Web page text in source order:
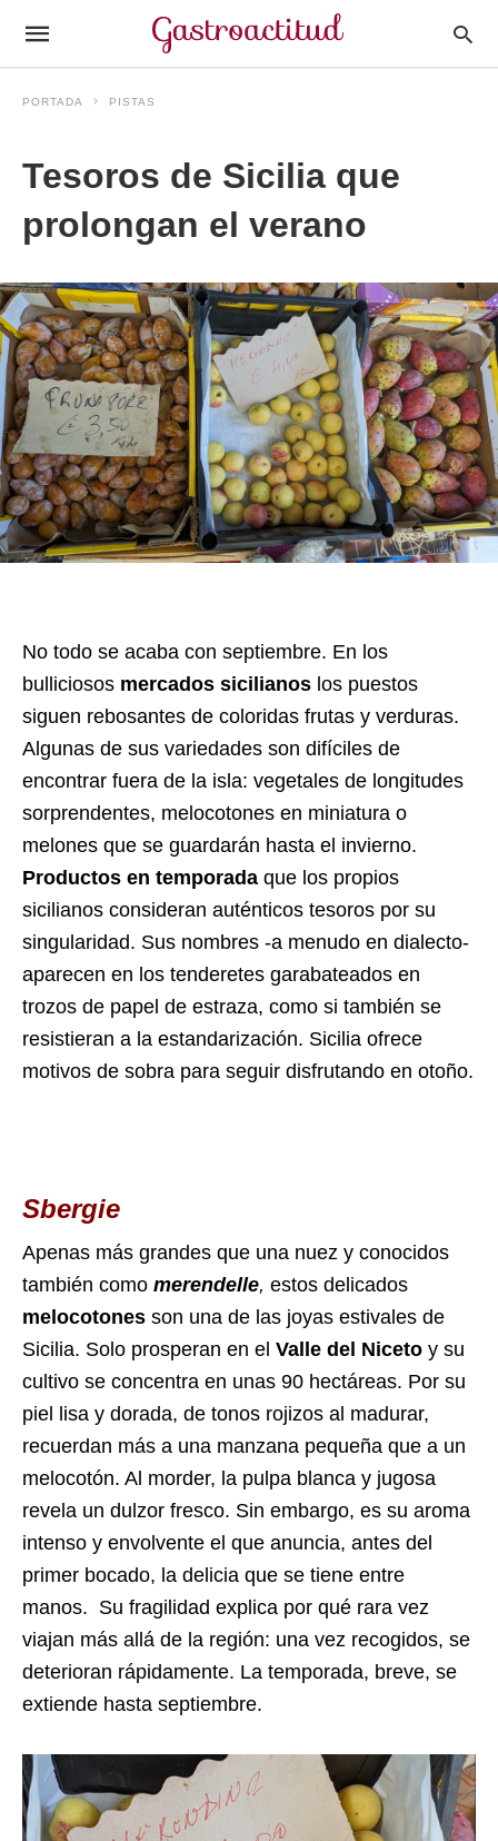
PORTADA PISTAS
Tesoros de Sicilia que
prolongan el verano
No todo se acaba con septiembre. En los
bulliciosos mercados sicilianos los puestos
siguen rebosantes de coloridas frutas y verduras.
Algunas de sus variedades son difíciles de
encontrar fuera de la isla: vegetales de longitudes
sorprendentes, melocotones en miniatura o
melones que se guardarán hasta el invierno.
Productos en temporada que los propios
sicilianos consideran auténticos tesoros por su
singularidad. Sus nombres -a menudo en dialecto-
aparecen en los tenderetes garabateados en
trozos de papel de estraza, como si también se
resistieran a la estandarización. Sicilia ofrece
motivos de sobra para seguir disfrutando en otoño.
Sbergie
Apenas más grandes que una nuez y conocidos
también como merendelle, estos delicados
melocotones son una de las joyas estivales de
Sicilia. Solo prosperan en el Valle del Niceto y su
cultivo se concentra en unas 90 hectáreas. Por su
piel lisa y dorada, de tonos rojizos al madurar,
recuerdan más a una manzana pequeña que a un
melocotón. Al morder, la pulpa blanca y jugosa
revela un dulzor fresco. Sin embargo, es su aroma
intenso y envolvente el que anuncia, antes del
primer bocado, la delicia que se tiene entre
manos. Su fragilidad explica por qué rara vez
viajan más allá de la región: una vez recogidos, se
deterioran rápidamente. La temporada, breve, se
extiende hasta septiembre.